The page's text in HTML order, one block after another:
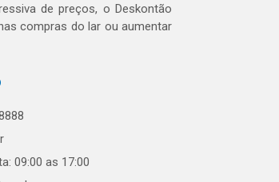
de preços, o Deskontão
compras do lar ou aumentar
09:00 as 17:00